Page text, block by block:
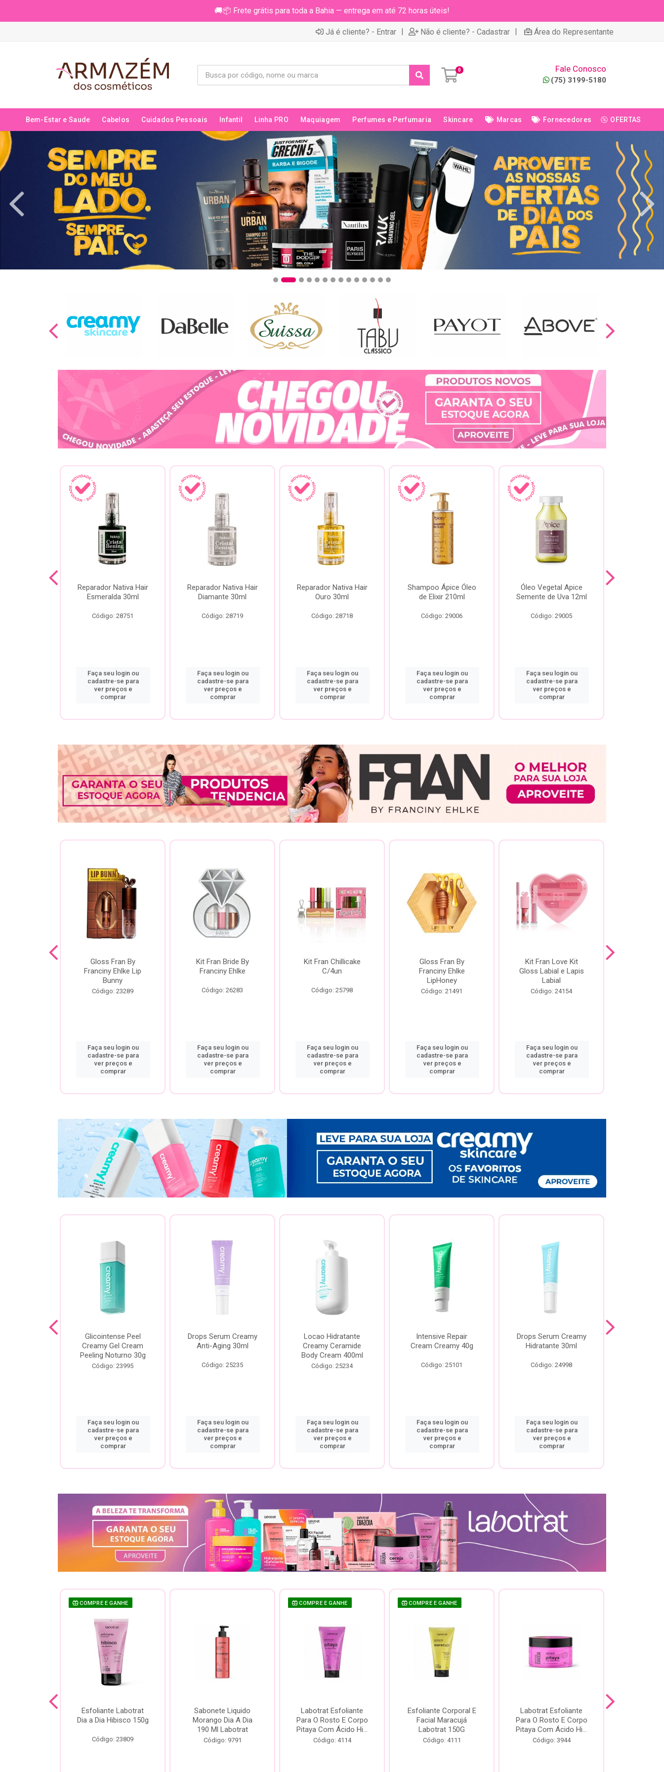
🚚📦 Frete grátis para toda a Bahia — entrega em até 72 horas úteis!
Já é cliente? - Entrar | Não é cliente? - Cadastrar | Área do Representante
0 Fale Conosco
(75) 3199-5180
Bem-Estar e Saude Cabelos Cuidados Pessoais Infantil Linha PRO Maquiagem Perfumes e Perfumaria Skincare Marcas Fornecedores OFERTAS
Reparador Nativa Hair
Esmeralda 30ml
Código: 28751
Faça seu login ou
cadastre-se para
ver preços e
comprar
Reparador Nativa Hair
Diamante 30ml
Código: 28719
Faça seu login ou
cadastre-se para
ver preços e
comprar
Reparador Nativa Hair
Ouro 30ml
Código: 28718
Faça seu login ou
cadastre-se para
ver preços e
comprar
Shampoo Ápice Óleo
de Elixir 210ml
Código: 29006
Faça seu login ou
cadastre-se para
ver preços e
comprar
Óleo Vegetal Apice
Semente de Uva 12ml
Código: 29005
Faça seu login ou
cadastre-se para
ver preços e
comprar
Gloss Fran By
Franciny Ehlke Lip
Bunny
Código: 23289
Faça seu login ou
cadastre-se para
ver preços e
comprar
Kit Fran Bride By
Franciny Ehlke
Código: 26283
Faça seu login ou
cadastre-se para
ver preços e
comprar
Kit Fran Chillicake
C/4un
Código: 25798
Faça seu login ou
cadastre-se para
ver preços e
comprar
Gloss Fran By
Franciny Ehlke
LipHoney
Código: 21491
Faça seu login ou
cadastre-se para
ver preços e
comprar
Kit Fran Love Kit
Gloss Labial e Lapis
Labial
Código: 24154
Faça seu login ou
cadastre-se para
ver preços e
comprar
Glicointense Peel
Creamy Gel Cream
Peeling Noturno 30g
Código: 23995
Faça seu login ou
cadastre-se para
ver preços e
comprar
Drops Serum Creamy
Anti-Aging 30ml
Código: 25235
Faça seu login ou
cadastre-se para
ver preços e
comprar
Locao Hidratante
Creamy Ceramide
Body Cream 400ml
Código: 25234
Faça seu login ou
cadastre-se para
ver preços e
comprar
Intensive Repair
Cream Creamy 40g
Código: 25101
Faça seu login ou
cadastre-se para
ver preços e
comprar
Drops Serum Creamy
Hidratante 30ml
Código: 24998
Faça seu login ou
cadastre-se para
ver preços e
comprar
COMPRE E GANHE
Esfoliante Labotrat
Dia a Dia Hibisco 150g
Código: 23809
Sabonete Liquido
Morango Dia A Dia
190 Ml Labotrat
Código: 9791
COMPRE E GANHE
Labotrat Esfoliante
Para O Rosto E Corpo
Pitaya Com Ácido Hi...
Código: 4114
COMPRE E GANHE
Esfoliante Corporal E
Facial Maracujá
Labotrat 150G
Código: 4111
Labotrat Esfoliante
Para O Rosto E Corpo
Pitaya Com Ácido Hi...
Código: 3944